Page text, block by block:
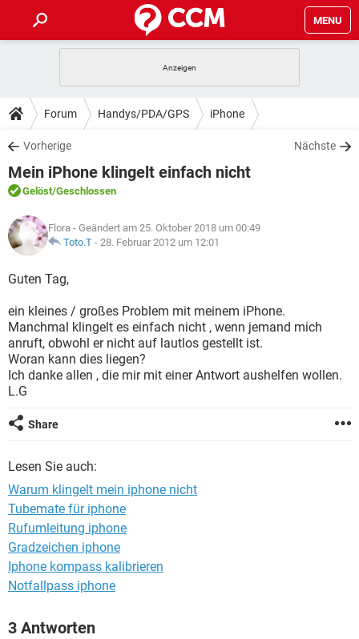
MENU
ANDROID IOS
WINDOWS 10
WHATSAPP TIKTOK
FACEBOOK
TIPPS & TRICKS
SPIELE STREAMING
WINDOWS 10
WHATSAPP
FACEBOOK HARDWARE
DOWNLOADS
SPIELE STREAMING
ANDROID
WINDOWS 10 INSTAGRAM
WHATSAPP
FACEBOOK
FORUM
SPIELE
ANDROID IOS
FACEBOOK HARDWARE
LEXIKON
SPIELE
ANDROID
WINDOWS 10 INSTAGRAM
WHATSAPP TIKTOK
FACEBOOK
Forum Handys/PDA/GPS iPhone
Vorherige Nächste
Mein iPhone klingelt einfach nicht
Gelöst/Geschlossen
Flora - Geändert am 25. Oktober 2018 um 00:49
Toto.T - 28. Februar 2012 um 12:01
Guten Tag,
ein kleines / großes Problem mit meinem iPhone.
Manchmal klingelt es einfach nicht , wenn jemand mich
anruft, obwohl er nicht auf lautlos gestellt ist.
Woran kann dies liegen?
Ich danke allen , die mir mit einer Antwort aushelfen wollen.
L.G
Share
Lesen Sie auch:
Warum klingelt mein iphone nicht
Tubemate für iphone
Rufumleitung iphone
Gradzeichen iphone
Iphone kompass kalibrieren
Notfallpass iphone
3 Antworten